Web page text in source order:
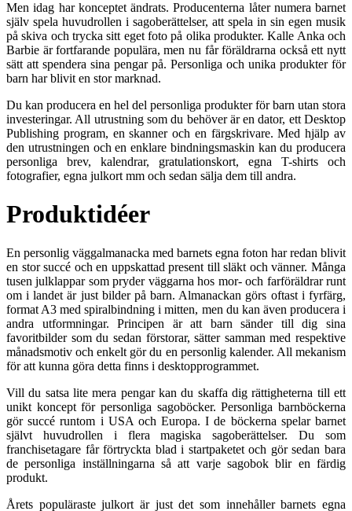
Men idag har konceptet ändrats. Producenterna låter numera barnet
själv spela huvudrollen i sagoberättelser, att spela in sin egen musik
på skiva och trycka sitt eget foto på olika produkter. Kalle Anka och
Barbie är fortfarande populära, men nu får föräldrarna också ett nytt
sätt att spendera sina pengar på. Personliga och unika produkter för
barn har blivit en stor marknad.
Du kan producera en hel del personliga produkter för barn utan stora
investeringar. All utrustning som du behöver är en dator, ett Desktop
Publishing program, en skanner och en färgskrivare. Med hjälp av
den utrustningen och en enklare bindningsmaskin kan du producera
personliga brev, kalendrar, gratulationskort, egna T-shirts och
fotografier, egna julkort mm och sedan sälja dem till andra.
Produktidéer
En personlig väggalmanacka med barnets egna foton har redan blivit
en stor succé och en uppskattad present till släkt och vänner. Många
tusen julklappar som pryder väggarna hos mor- och farföräldrar runt
om i landet är just bilder på barn. Almanackan görs oftast i fyrfärg,
format A3 med spiralbindning i mitten, men du kan även producera i
andra utformningar. Principen är att barn sänder till dig sina
favoritbilder som du sedan förstorar, sätter samman med respektive
månadsmotiv och enkelt gör du en personlig kalender. All mekanism
för att kunna göra detta finns i desktopprogrammet.
Vill du satsa lite mera pengar kan du skaffa dig rättigheterna till ett
unikt koncept för personliga sagoböcker. Personliga barnböckerna
gör succé runtom i USA och Europa. I de böckerna spelar barnet
självt huvudrollen i flera magiska sagoberättelser. Du som
franchisetagare får förtryckta blad i startpaketet och gör sedan bara
de personliga inställningarna så att varje sagobok blir en färdig
produkt.
Årets populäraste julkort är just det som innehåller barnets egna